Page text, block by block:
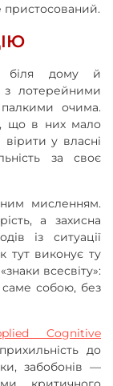
пристосований.
біля дому й
з лотерейними
очима.
що в них мало
у власні
за своє
мисленням.
а захисна
із ситуації
тут виконує ту
всесвіту»:
саме собою, без
Cognitive
до
забобонів —